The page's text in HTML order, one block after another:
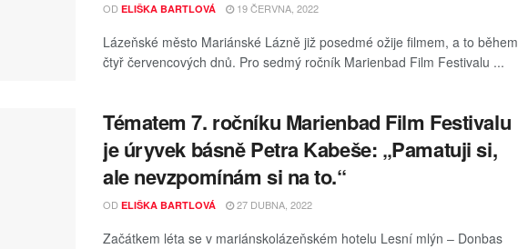
OD ELIŠKA BARTLOVÁ 19 ČERVNA, 2022
Lázeňské město Mariánské Lázně již posedmé ožije filmem, a to během
čtyř červencových dnů. Pro sedmý ročník Marienbad Film Festivalu ...
Tématem 7. ročníku Marienbad Film Festivalu
je úryvek básně Petra Kabeše: „Pamatuji si,
ale nevzpomínám si na to.“
OD ELIŠKA BARTLOVÁ 27 DUBNA, 2022
Začátkem léta se v mariánskolázeňském hotelu Lesní mlýn ‒ Donbas